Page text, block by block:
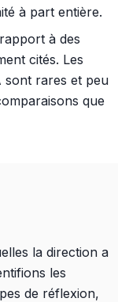
à part entière.
à des
cités. Les
sont rares et peu
que
la direction a
les
de réflexion,